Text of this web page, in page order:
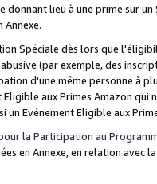
lieu à une prime sur
Annexe.
Spéciale dès lors que
(par exemple, des
d'une même personne à
aux Primes Amazon qui
un Evénement Eligible aux
la Participation au
en Annexe, en relation avec